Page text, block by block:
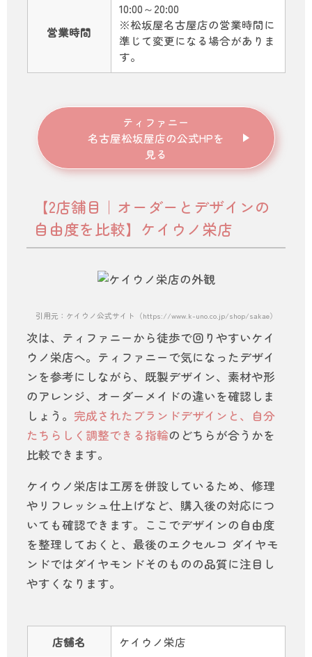
営業時間
10:00～20:00
※松坂屋名古屋店の営業時間に
準じて変更になる場合がありま
す。
ティファニー
名古屋松坂屋店の公式HPを
見る
【2店舗目｜オーダーとデザインの
自由度を比較】ケイウノ栄店
引用元：ケイウノ公式サイト（https://www.k-uno.co.jp/shop/sakae）
次は、ティファニーから徒歩で回りやすいケイ
ウノ栄店へ。ティファニーで気になったデザイ
ンを参考にしながら、既製デザイン、素材や形
のアレンジ、オーダーメイドの違いを確認しま
しょう。 完成されたブランドデザインと、自分
たちらしく調整できる指輪のどちらが合うかを
比較できます。
ケイウノ栄店は工房を併設しているため、修理
やリフレッシュ仕上げなど、購入後の対応につ
いても確認できます。ここでデザインの自由度
を整理しておくと、最後のエクセルコ ダイヤモ
ンドではダイヤモンドそのものの品質に注目し
やすくなります。
店舗名 ケイウノ栄店